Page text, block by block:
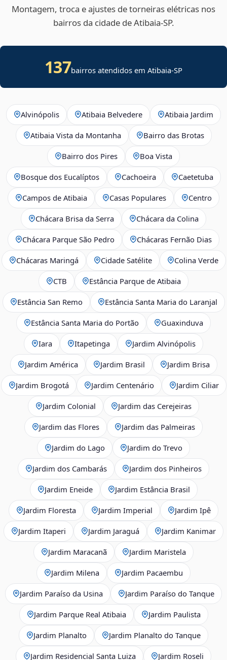
Montagem, troca e ajustes de torneiras elétricas nos
bairros da cidade de Atibaia‑SP.
137bairros atendidos em Atibaia-SP
Alvinópolis Atibaia Belvedere Atibaia Jardim
Atibaia Vista da Montanha Bairro das Brotas
Bairro dos Pires Boa Vista
Bosque dos Eucalíptos Cachoeira Caetetuba
Campos de Atibaia Casas Populares Centro
Chácara Brisa da Serra Chácara da Colina
Chácara Parque São Pedro Chácaras Fernão Dias
Chácaras Maringá Cidade Satélite Colina Verde
CTB Estância Parque de Atibaia
Estância San Remo Estância Santa Maria do Laranjal
Estância Santa Maria do Portão Guaxinduva
Iara Itapetinga Jardim Alvinópolis
Jardim América Jardim Brasil Jardim Brisa
Jardim Brogotá Jardim Centenário Jardim Ciliar
Jardim Colonial Jardim das Cerejeiras
Jardim das Flores Jardim das Palmeiras
Jardim do Lago Jardim do Trevo
Jardim dos Cambarás Jardim dos Pinheiros
Jardim Eneide Jardim Estância Brasil
Jardim Floresta Jardim Imperial Jardim Ipê
Jardim Itaperi Jardim Jaraguá Jardim Kanimar
Jardim Maracanã Jardim Maristela
Jardim Milena Jardim Pacaembu
Jardim Paraíso da Usina Jardim Paraíso do Tanque
Jardim Parque Real Atibaia Jardim Paulista
Jardim Planalto Jardim Planalto do Tanque
Jardim Residencial Santa Luiza Jardim Roseli